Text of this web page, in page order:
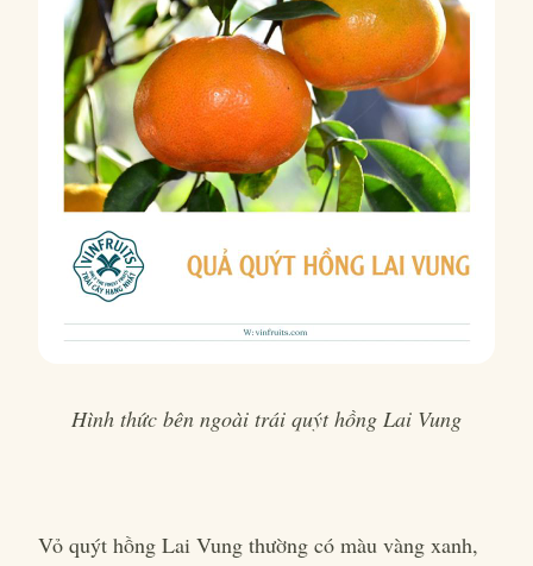
Hình thức bên ngoài trái quýt hồng Lai Vung
Vỏ quýt hồng Lai Vung thường có màu vàng xanh,